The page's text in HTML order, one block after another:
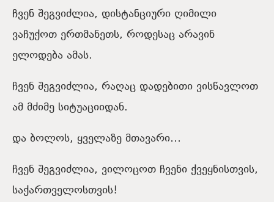
ჩვენ შეგვიძლია, დისტანციური ღიმილი
ვაჩუქოთ ერთმანეთს, როდესაც არავინ
ელოდება ამას.
ჩვენ შეგვიძლია, რაღაც დადებითი ვისწავლოთ
ამ მძიმე სიტუაციიდან.
და ბოლოს, ყველაზე მთავარი…
ჩვენ შეგვიძლია, ვილოცოთ ჩვენი ქვეყნისთვის,
საქართველოსთვის!